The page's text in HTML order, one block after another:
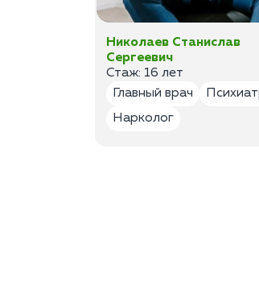
Николаев Станислав
Сергеевич
Стаж: 16 лет
Главный врач
Нарколог